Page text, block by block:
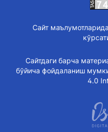
Сайт
Сайтдаги барча
бўйича фойдаланиш
4.0